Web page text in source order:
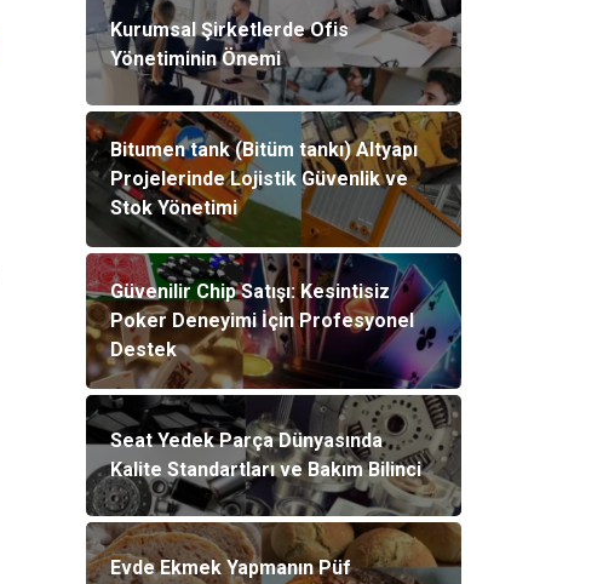
Kurumsal Şirketlerde Ofis
Yönetiminin Önemi
Bitumen tank (Bitüm tankı) Altyapı
Projelerinde Lojistik Güvenlik ve
Stok Yönetimi
Güvenilir Chip Satışı: Kesintisiz
Poker Deneyimi İçin Profesyonel
Destek
Seat Yedek Parça Dünyasında
Kalite Standartları ve Bakım Bilinci
Evde Ekmek Yapmanın Püf